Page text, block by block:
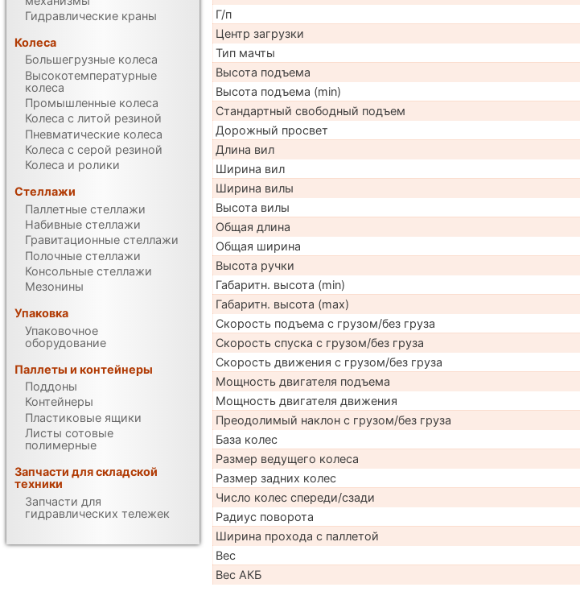
Г/п
Центр загрузки
Тип мачты
Высота подъема
Высота подъема (min)
Стандартный свободный подъем
Дорожный просвет
Длина вил
Ширина вил
Ширина вилы
Высота вилы
Общая длина
Общая ширина
Высота ручки
Габаритн. высота (min)
Габаритн. высота (max)
Скорость подъема с грузом/без груза
Скорость спуска с грузом/без груза
Скорость движения с грузом/без груза
Мощность двигателя подъема
Мощность двигателя движения
Преодолимый наклон с грузом/без груза
База колес
Размер ведущего колеса
Размер задних колес
Число колес спереди/сзади
Радиус поворота
Ширина прохода с паллетой
Вес
Вес АКБ
Гидравлические краны
Колеса
Большегрузные колеса
Высокотемпературные
колеса
Промышленные колеса
Колеса с литой резиной
Пневматические колеса
Колеса с серой резиной
Колеса и ролики
Стеллажи
Паллетные стеллажи
Набивные стеллажи
Гравитационные стеллажи
Полочные стеллажи
Консольные стеллажи
Мезонины
Упаковка
Упаковочное
оборудование
Паллеты и контейнеры
Поддоны
Контейнеры
Пластиковые ящики
Листы сотовые
полимерные
Запчасти для складской
техники
Запчасти для
гидравлических тележек